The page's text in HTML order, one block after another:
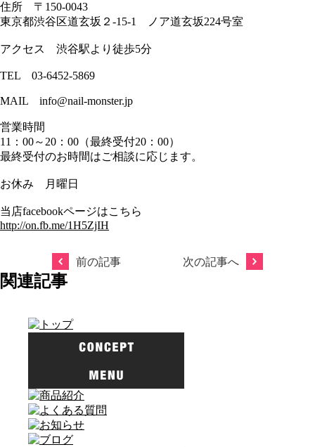
住所 〒150-0043
東京都渋谷区道玄坂２-15-1 ノア道玄坂224号室
アクセス 渋谷駅より徒歩5分
TEL 03-6452-5869
MAIL info@nail-monster.jp
営業時間
11：00～20：00（最終受付20：00）
最終受付のお時間はご相談に応じます。
お休み 月曜日
当店facebookページはこちら
http://on.fb.me/1H5ZjIH
前の記事 次の記事へ
関連記事